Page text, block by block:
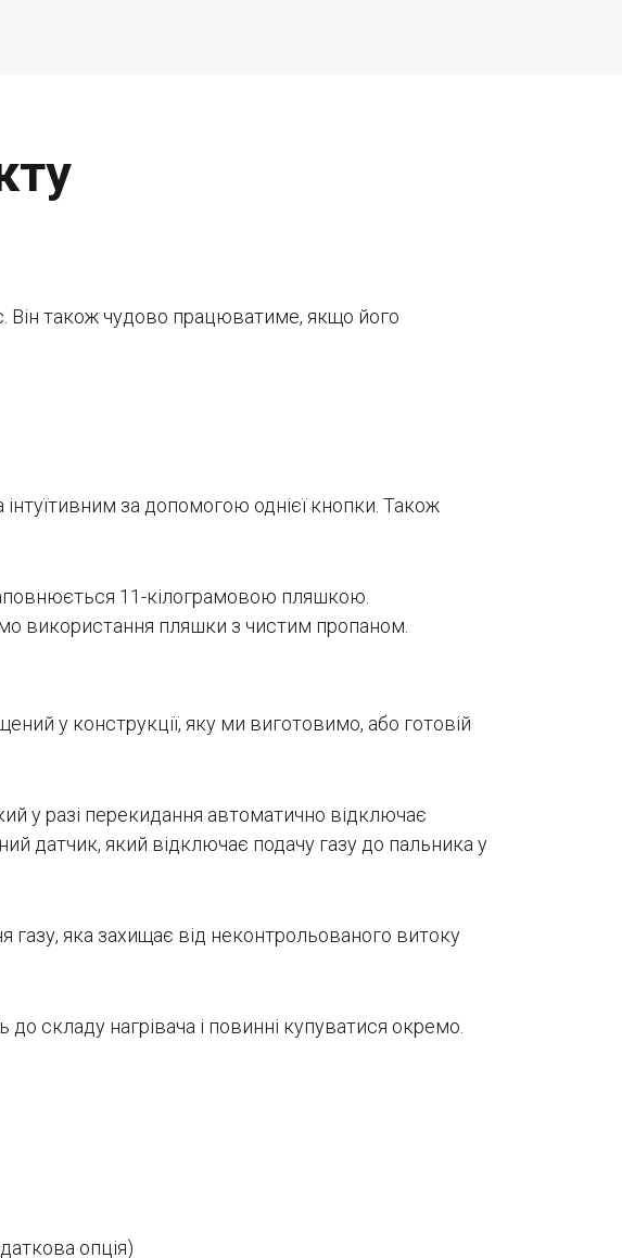
Він також чудово працюватиме, якщо його
за допомогою однієї кнопки. Також
11-кілограмовою пляшкою.
використання пляшки з чистим пропаном.
у конструкції, яку ми виготовимо, або готовій
у разі перекидання автоматично відключає
датчик, який відключає подачу газу до пальника у
яка захищає від неконтрольованого витоку
складу нагрівача і повинні купуватися окремо.
опція)